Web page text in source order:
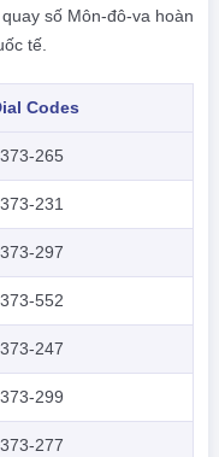
số Môn-đô-va hoàn
tế.
Codes
265
231
297
552
247
299
277